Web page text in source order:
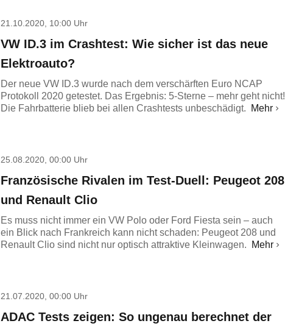
21.10.2020, 10:00 Uhr
VW ID.3 im Crashtest: Wie sicher ist das neue
Elektroauto?
Der neue VW ID.3 wurde nach dem verschärften Euro NCAP
Protokoll 2020 getestet. Das Ergebnis: 5-Sterne – mehr geht nicht!
Die Fahrbatterie blieb bei allen Crashtests unbeschädigt.
Mehr
25.08.2020, 00:00 Uhr
Französische Rivalen im Test-Duell: Peugeot 208
und Renault Clio
Es muss nicht immer ein VW Polo oder Ford Fiesta sein – auch
ein Blick nach Frankreich kann nicht schaden: Peugeot 208 und
Renault Clio sind nicht nur optisch attraktive Kleinwagen.
Mehr
21.07.2020, 00:00 Uhr
ADAC Tests zeigen: So ungenau berechnet der